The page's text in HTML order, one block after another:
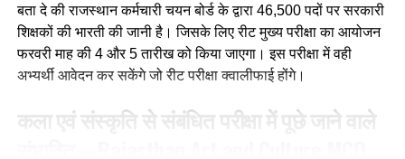
Ans :- (a)
Q. मातृ भाषा से अभिप्राय है?
बता दे की राजस्थान कर्मचारी चयन बोर्ड के द्वारा 46,500 पदों पर सरकारी
शिक्षकों की भारती की जानी है। जिसके लिए रीट मुख्य परीक्षा का आयोजन
फरवरी माह की 4 और 5 तारीख को किया जाएगा। इस परीक्षा में वही
अभ्यर्थी आवेदन कर सकेंगे जो रीट परीक्षा क्वालीफाई होंगे।
कला एवं संस्कृति से संबंधित परीक्षा में पूछे जाने वाले